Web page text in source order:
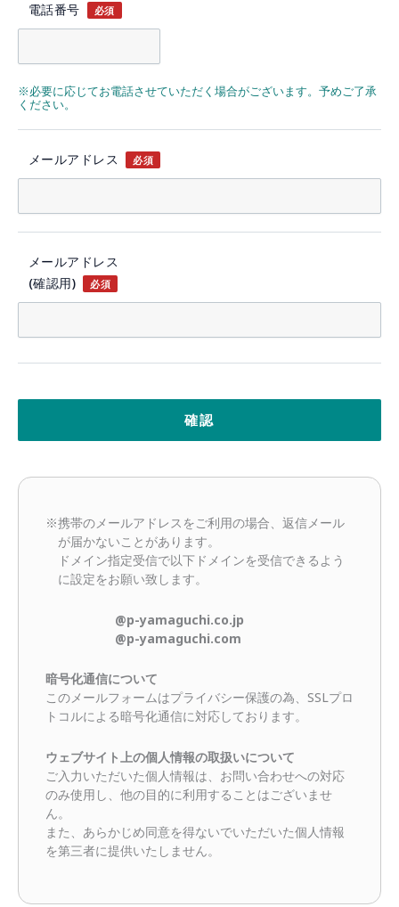
電話番号 必須
※必要に応じてお電話させていただく場合がございます。予めご了承
ください。
メールアドレス 必須
メールアドレス
(確認用)
必須
※携帯のメールアドレスをご利用の場合、返信メール
が届かないことがあります。
ドメイン指定受信で以下ドメインを受信できるよう
に設定をお願い致します。
@p-yamaguchi.co.jp
@p-yamaguchi.com
暗号化通信について
このメールフォームはプライバシー保護の為、SSLプロ
トコルによる暗号化通信に対応しております。
ウェブサイト上の個人情報の取扱いについて
ご入力いただいた個人情報は、お問い合わせへの対応
のみ使用し、他の目的に利用することはございませ
ん。
また、あらかじめ同意を得ないでいただいた個人情報
を第三者に提供いたしません。